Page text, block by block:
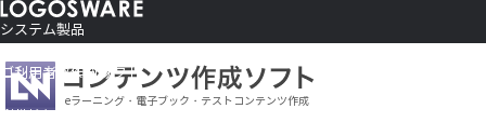
システム製品
コンテンツ作成ソフト
ご利用者さま向け
eラーニング・電子ブック・テストコンテンツ作成